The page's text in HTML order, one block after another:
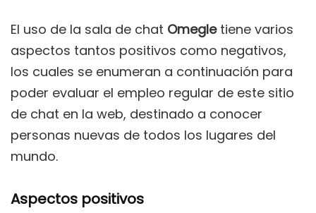
El uso de la sala de chat Omegletiene varios
aspectos tantos positivos como negativos,
los cuales se enumeran a continuación para
poder evaluar el empleo regular de este sitio
de chat en la web, destinado a conocer
personas nuevas de todos los lugares del
mundo.
Aspectos positivos